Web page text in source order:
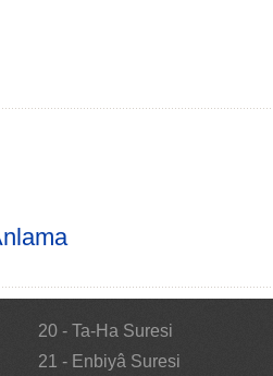
20 - Ta-Ha Suresi
21 - Enbiyâ Suresi